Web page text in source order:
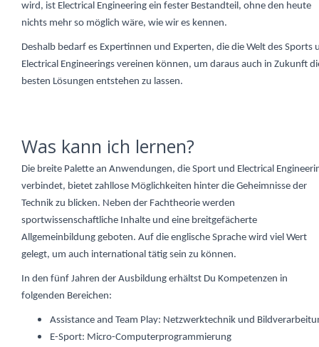
wird, ist Electrical Engineering ein fester Bestandteil, ohne den heute
nichts mehr so möglich wäre, wie wir es kennen.
Deshalb bedarf es Expertinnen und Experten, die die Welt des Sports
Electrical Engineerings vereinen können, um daraus auch in Zukunft
besten Lösungen entstehen zu lassen.
Was kann ich lernen?
Die breite Palette an Anwendungen, die Sport und Electrical
verbindet, bietet zahllose Möglichkeiten hinter die Geheimnisse der
Technik zu blicken. Neben der Fachtheorie werden
sportwissenschaftliche Inhalte und eine breitgefächerte
Allgemeinbildung geboten. Auf die englische Sprache wird viel Wert
gelegt, um auch international tätig sein zu können.
In den fünf Jahren der Ausbildung erhältst Du Kompetenzen in
folgenden Bereichen:
Assistance and Team Play: Netzwerktechnik und
E-Sport: Micro-Computerprogrammierung